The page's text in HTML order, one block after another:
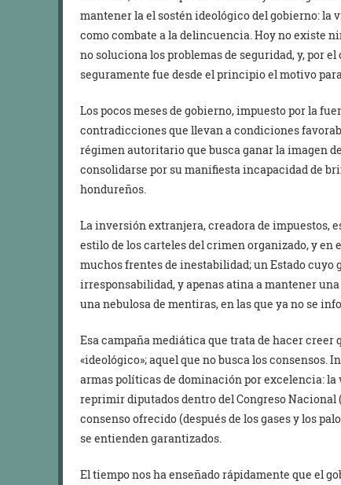
mantener la el sostén ideológico del gobierno: la
como combate a la delincuencia. Hoy no existe
no soluciona los problemas de seguridad, y, por
seguramente fue desde el principio el motivo
Los pocos meses de gobierno, impuesto por la
contradicciones que llevan a condiciones
régimen autoritario que busca ganar la imagen
consolidarse por su manifiesta incapacidad de
hondureños.
La inversión extranjera, creadora de impuestos,
estilo de los carteles del crimen organizado, y en
muchos frentes de inestabilidad; un Estado cuyo
irresponsabilidad, y apenas atina a mantener
una nebulosa de mentiras, en las que ya no se
Esa campaña mediática que trata de hacer creer
«ideológico»; aquel que no busca los consensos.
armas políticas de dominación por excelencia:
reprimir diputados dentro del Congreso
consenso ofrecido (después de los gases y los
se entienden garantizados.
El tiempo nos ha enseñado rápidamente que el